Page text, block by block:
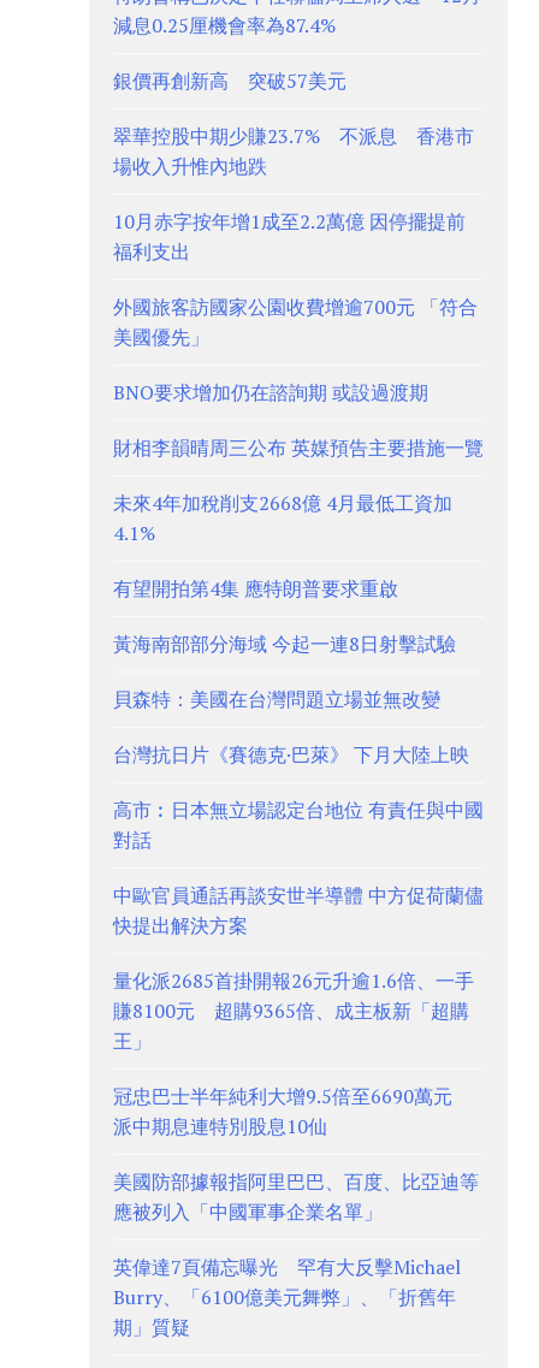
減息0.25厘機會率為87.4%
銀價再創新高 突破57美元
翠華控股中期少賺23.7% 不派息 香港市
場收入升惟內地跌
10月赤字按年增1成至2.2萬億 因停擺提前
福利支出
外國旅客訪國家公園收費增逾700元 「符合
美國優先」
BNO要求增加仍在諮詢期 或設過渡期
財相李韻晴周三公布 英媒預告主要措施一覽
未來4年加稅削支2668億 4月最低工資加
4.1%
有望開拍第4集 應特朗普要求重啟
黃海南部部分海域 今起一連8日射擊試驗
貝森特：美國在台灣問題立場並無改變
台灣抗日片《賽德克·巴萊》 下月大陸上映
高市︰日本無立場認定台地位 有責任與中國
對話
中歐官員通話再談安世半導體 中方促荷蘭儘
快提出解決方案
量化派2685首掛開報26元升逾1.6倍、一手
賺8100元 超購9365倍、成主板新「超購
王」
冠忠巴士半年純利大增9.5倍至6690萬元
派中期息連特別股息10仙
美國防部據報指阿里巴巴、百度、比亞迪等
應被列入「中國軍事企業名單」
英偉達7頁備忘曝光 罕有大反擊Michael
Burry、「6100億美元舞弊」、「折舊年
期」質疑